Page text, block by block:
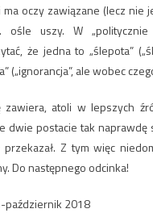
ma oczy zawiązane (lecz nie
uszy. W „politycznie
że jedna to „ślepota”
(„ignorancja”, ale wobec
atoli w lepszych
dwie postacie tak naprawdę
Z tym więc
Do następnego odcinka!
październik 2018